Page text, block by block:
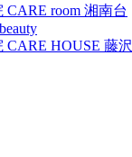
room 湘南台
CARE HOUSE 藤沢